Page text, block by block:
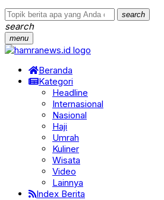
search
search
menu
Beranda
Kategori
Headline
Internasional
Nasional
Haji
Umrah
Kuliner
Wisata
Video
Lainnya
Index Berita